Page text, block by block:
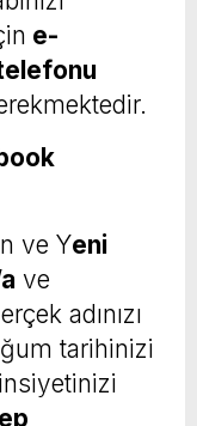
e-
ve Yeni
ve
adınızı
tarihinizi